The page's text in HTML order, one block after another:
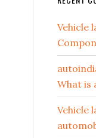
Vehicle
What is
Vehicle